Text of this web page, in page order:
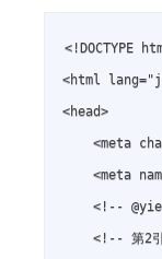
<!DOCTYPE
<html
<head>
<meta
<meta
<!--
<!-- 第2